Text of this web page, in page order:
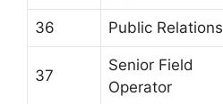
36 Public Relations
37
Senior Field
Operator